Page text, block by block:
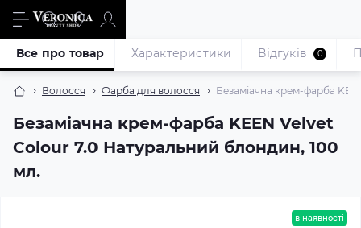
Волосся Фарба для волосся Безаміачна крем-фарба
Безаміачна крем-фарба KEEN Velvet
Colour 7.0 Натуральний блондин, 100
мл.
Все про товар Характеристики Відгуків 0
в наявності